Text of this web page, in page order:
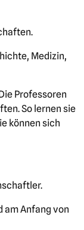
Medizin,
Professoren
So lernen sie
können sich
am Anfang von